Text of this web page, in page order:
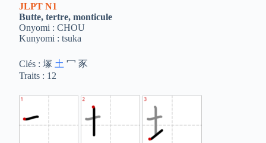
JLPT N1
Butte, tertre, monticule
Onyomi : CHOU
Kunyomi : tsuka
Clés : 塚 土 冖 豕
Traits : 12